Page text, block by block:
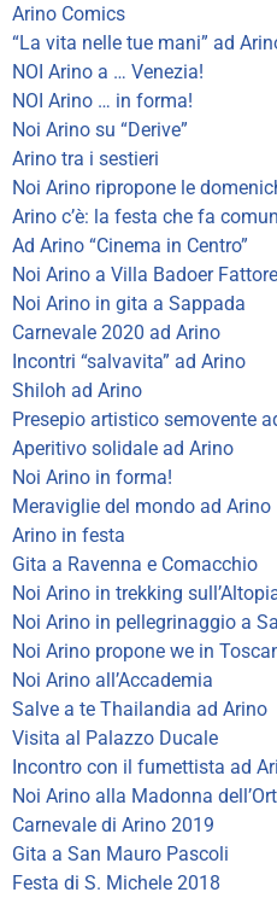
Arino Comics
“La vita nelle tue mani” ad
NOI Arino a … Venezia!
NOI Arino … in forma!
Noi Arino su “Derive”
Arino tra i sestieri
Noi Arino ripropone le
Arino c’è: la festa che fa
Ad Arino “Cinema in Centro”
Noi Arino a Villa Badoer
Noi Arino in gita a Sappada
Carnevale 2020 ad Arino
Incontri “salvavita” ad Arino
Shiloh ad Arino
Presepio artistico semovente
Aperitivo solidale ad Arino
Noi Arino in forma!
Meraviglie del mondo ad Arino
Arino in festa
Gita a Ravenna e Comacchio
Noi Arino in trekking
Noi Arino in pellegrinaggio a
Noi Arino propone we in
Noi Arino all’Accademia
Salve a te Thailandia ad Arino
Visita al Palazzo Ducale
Incontro con il fumettista ad
Noi Arino alla Madonna
Carnevale di Arino 2019
Gita a San Mauro Pascoli
Festa di S. Michele 2018